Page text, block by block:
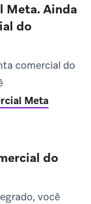
Meta. Ainda
do
comercial do
Meta
do
você